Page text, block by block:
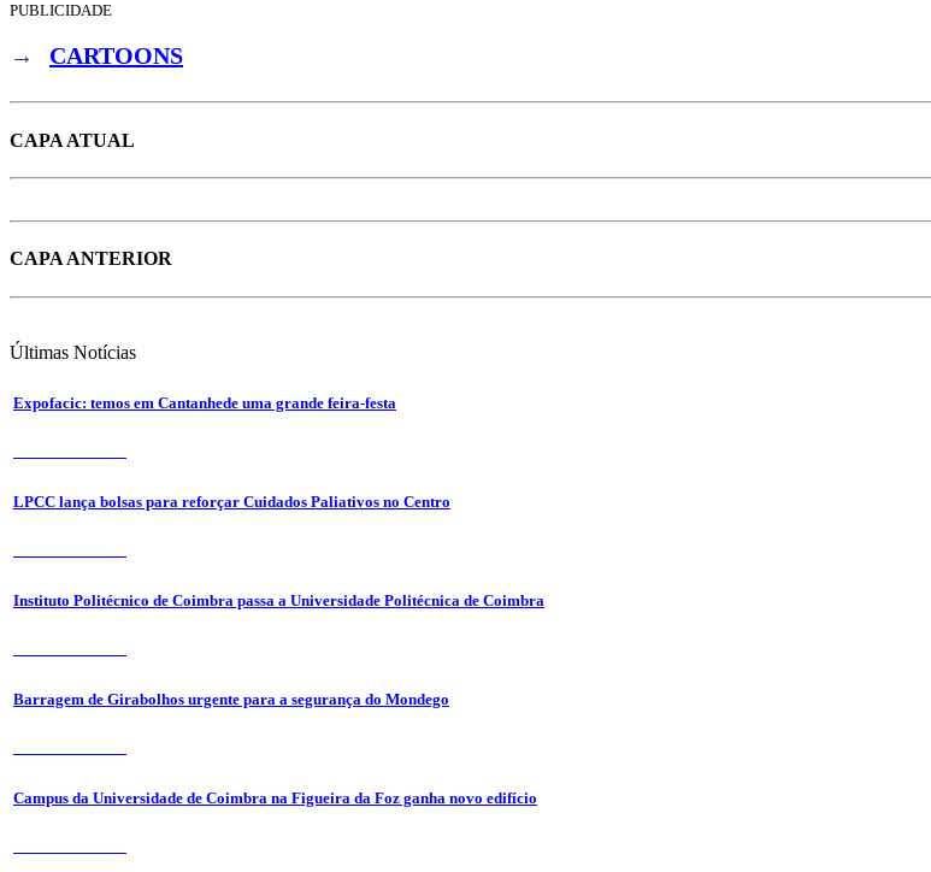
PUBLICIDADE
→ CARTOONS
CAPA ATUAL
CAPA ANTERIOR
Últimas Notícias
Expofacic: temos em Cantanhede uma grande feira-festa
LPCC lança bolsas para reforçar Cuidados Paliativos no Centro
Instituto Politécnico de Coimbra passa a Universidade Politécnica de Coimbra
Barragem de Girabolhos urgente para a segurança do Mondego
Campus da Universidade de Coimbra na Figueira da Foz ganha novo edifício